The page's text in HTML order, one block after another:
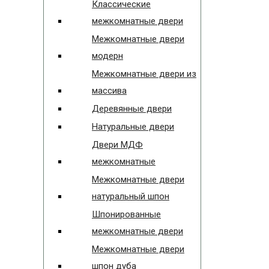
Классические
межкомнатные двери
Межкомнатные двери
модерн
Межкомнатные двери из
массива
Деревянные двери
Натуральные двери
Двери МДФ
межкомнатные
Межкомнатные двери
натуральный шпон
Шпонированные
межкомнатные двери
Межкомнатные двери
шпон дуба